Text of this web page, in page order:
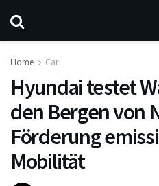
Home Car
Hyundai testet
den Bergen von
Förderung
Mobilität